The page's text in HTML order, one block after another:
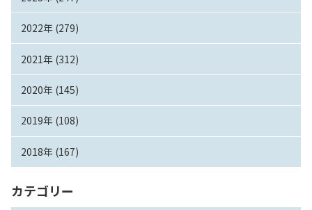
2022年 (279)
2021年 (312)
2020年 (145)
2019年 (108)
2018年 (167)
カテゴリー